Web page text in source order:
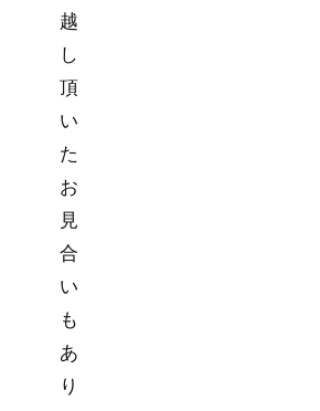
越
し
頂
い
た
お
見
合
い
も
あ
り